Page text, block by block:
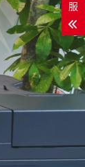
服